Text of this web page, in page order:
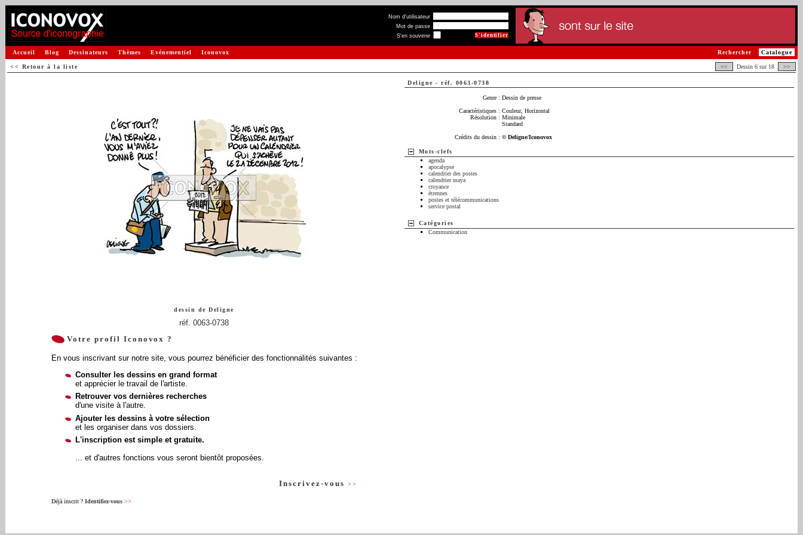
Nom d'utilisateur
Mot de passe
S'en souvenir
Accueil Blog Dessinateurs Thèmes Evénementiel Iconovox Catalogue
Rechercher
<< Retour à la liste << Dessin 6 sur 18 >>
dessin deDeligne
réf. 0063-0738
Votre profil Iconovox ?
En vous inscrivant sur notre site, vous pourrez bénéficier des fonctionnalités suivantes :
Consulter les dessins en grand format
et apprécier le travail de l'artiste.
Retrouver vos dernières recherches
d'une visite à l'autre.
Ajouter les dessins à votre sélection
et les organiser dans vos dossiers.
L'inscription est simple et gratuite.
... et d'autres fonctions vous seront bientôt proposées.
Inscrivez-vous >>
Déjà inscrit ? Identifiez-vous >>
Deligne - réf. 0063-0738
Genre : Dessin de presse
Caractéristiques : Couleur, Horizontal
Résolution : Minimale
Standard
Crédits du dessin : © Deligne/Iconovox
Mots-clefs
agenda
apocalypse
calendrier des postes
calendrier maya
croyance
étrennes
postes et télécommunications
service postal
Catégories
Communication